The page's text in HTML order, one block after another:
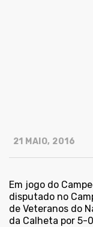
21 MAIO, 2016
Em jogo do
disputado no
de Veteranos do
da Calheta por 5-